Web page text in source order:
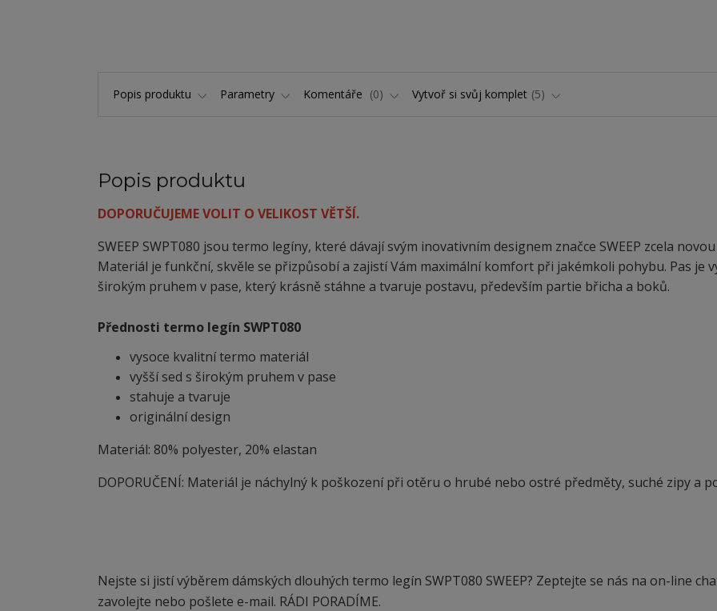
Popis produktu Parametry Komentáře 0 Vytvoř si svůj komplet 5
Popis produktu
DOPORUČUJEME VOLIT O VELIKOST VĚTŠÍ.
SWEEP SWPT080 jsou termo legíny, které dávají svým inovativním designem značce SWEEP zcela
Materiál je funkční, skvěle se přizpůsobí a zajistí Vám maximální komfort při jakémkoli pohybu. Pas je
širokým pruhem v pase, který krásně stáhne a tvaruje postavu, především partie břicha a boků.
Přednosti termo legín SWPT080
vysoce kvalitní termo materiál
vyšší sed s širokým pruhem v pase
stahuje a tvaruje
originální design
Materiál: 80% polyester, 20% elastan
DOPORUČENÍ: Materiál je náchylný k poškození při otěru o hrubé nebo ostré předměty, suché zipy a
Nejste si jistí výběrem dámských dlouhých termo legín SWPT080 SWEEP? Zeptejte se nás na on-line
zavolejte nebo pošlete e-mail. RÁDI PORADÍME.